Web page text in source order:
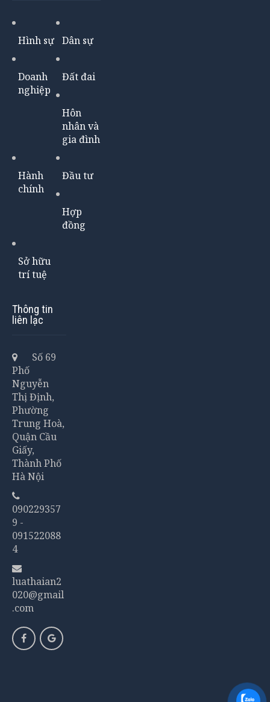
Hình sự Dân sự
Doanh
nghiệp
Đất đai
Hôn
nhân và
gia đình
Hành
chính
Đầu tư
Hợp
đồng
Sở hữu
trí tuệ
Thông tin
liên lạc
Số 69
Phố
Nguyễn
Thị Định,
Phường
Trung Hoà,
Quận Cầu
Giấy,
Thành Phố
Hà Nội
090229357
9 -
091522088
4
luathaian2
020@gmail
.com